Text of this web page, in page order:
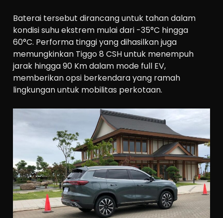
Baterai tersebut dirancang untuk tahan dalam
kondisi suhu ekstrem mulai dari -35°C hingga
60°C. Performa tinggi yang dihasilkan juga
memungkinkan Tiggo 8 CSH untuk menempuh
jarak hingga 90 Km dalam mode full EV,
memberikan opsi berkendara yang ramah
lingkungan untuk mobilitas perkotaan.